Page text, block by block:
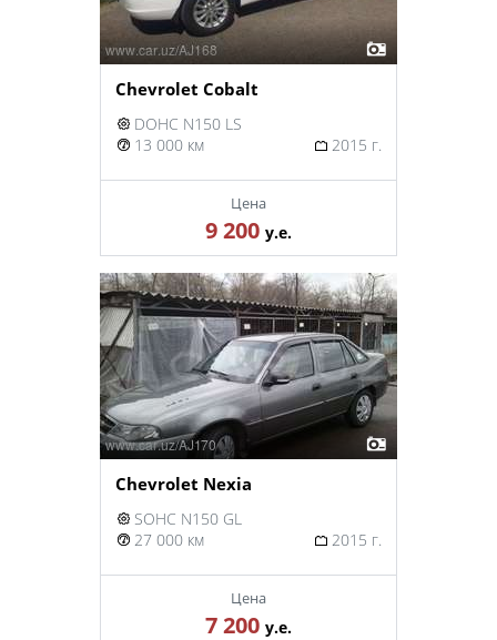
Chevrolet Cobalt
DOHC N150 LS
13 000 км
2015 г.
Цена
9 200 у.е.
Chevrolet Nexia
SOHC N150 GL
27 000 км
2015 г.
Цена
7 200 у.е.